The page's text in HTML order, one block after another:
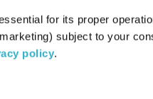
for its proper
subject to your
policy.